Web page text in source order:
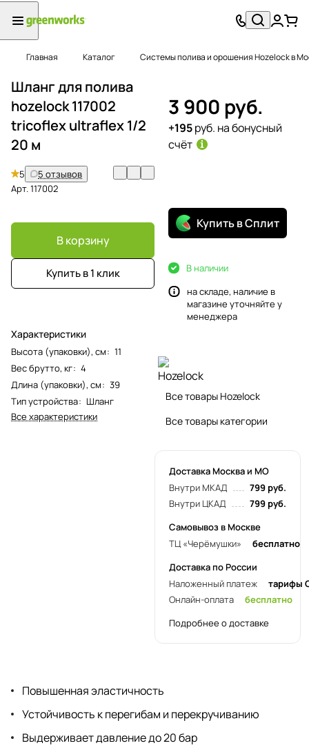
Главная Каталог Системы полива и орошения Hozelock в
Шланг для полива
hozelock 117002
tricoflex ultraflex 1/2
20 м
5
5 отзывов
Арт.117002
В корзину
Купить в 1 клик
Характеристики
Высота (упаковки), см: 11
Вес брутто, кг: 4
Длина (упаковки), см: 39
Тип устройства: Шланг
Все характеристики
3 900 руб.
+195руб. на бонусный
счёт
Купить в Сплит
В наличии
на складе, наличие в
магазине уточняйте у
менеджера
Все товары Hozelock
Все товары категории
Доставка Москва и МО
Внутри МКАД
799 руб.
Внутри ЦКАД
799 руб.
Самовывоз в Москве
ТЦ «Черёмушки»
бесплатно
Доставка по России
Наложенный платеж
тарифы
Онлайн-оплата
бесплатно
Подробнее о доставке
Повышенная эластичность
Устойчивость к перегибам и перекручиванию
Выдерживает давление до 20 бар